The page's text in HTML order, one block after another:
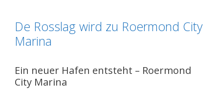
De Rosslag wird zu Roermond City
Marina
Ein neuer Hafen entsteht – Roermond
City Marina